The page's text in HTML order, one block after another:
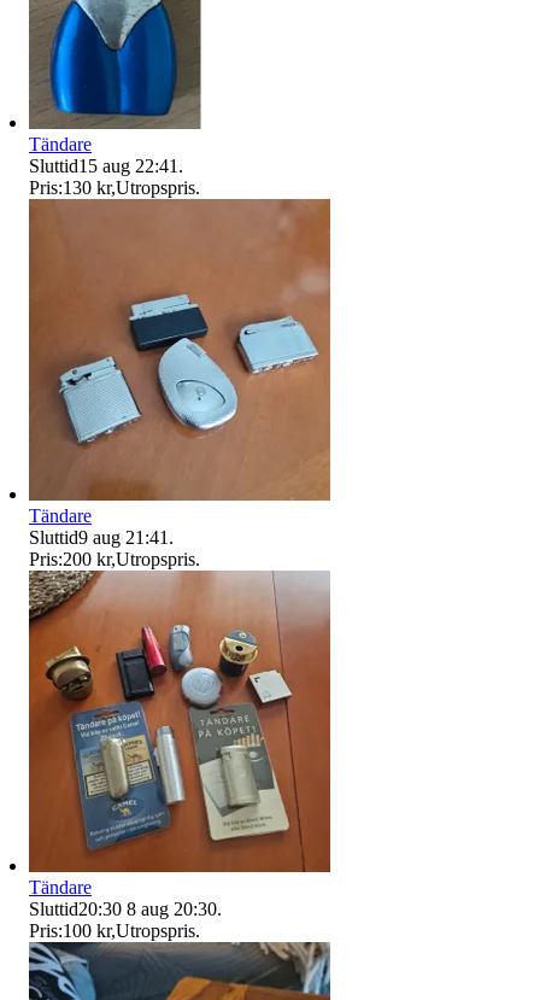
Tändare
Sluttid15 aug 22:41 .
Pris:130 kr,Utropspris.
Tändare
Sluttid9 aug 21:41 .
Pris:200 kr,Utropspris.
Tändare
Sluttid20:30 8 aug 20:30.
Pris:100 kr,Utropspris.